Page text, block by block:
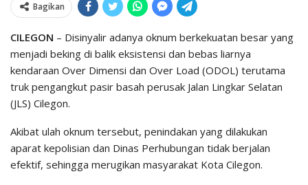
Bagikan
CILEGON – Disinyalir adanya oknum berkekuatan besar yang
menjadi beking di balik eksistensi dan bebas liarnya
kendaraan Over Dimensi dan Over Load (ODOL) terutama
truk pengangkut pasir basah perusak Jalan Lingkar Selatan
(JLS) Cilegon.
Akibat ulah oknum tersebut, penindakan yang dilakukan
aparat kepolisian dan Dinas Perhubungan tidak berjalan
efektif, sehingga merugikan masyarakat Kota Cilegon.